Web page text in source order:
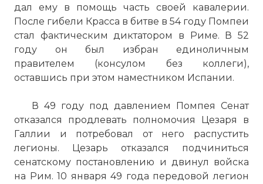
дал ему в помощь часть своей кавалерии.
После гибели Красса в битве в 54 году Помпеи
стал фактическим диктатором в Риме. В 52
году он был избран единоличным
правителем (консулом без коллеги),
оставшись при этом наместником Испании.
В 49 году под давлением Помпея Сенат
отказался продлевать полномочия Цезаря в
Галлии и потребовал от него распустить
легионы. Цезарь отказался подчиниться
сенатскому постановлению и двинул войска
на Рим. 10 января 49 года передовой легион